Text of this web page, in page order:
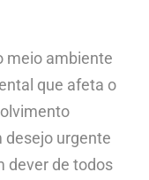
meio ambiente
que afeta o
desejo urgente
dever de todos